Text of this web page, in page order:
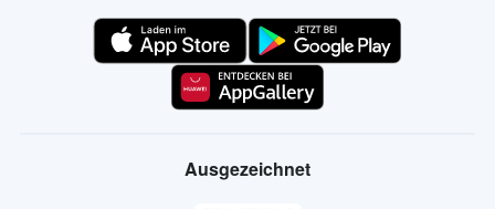
Ausgezeichnet